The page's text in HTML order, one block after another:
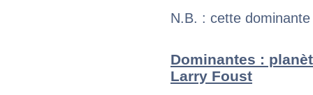
N.B. : cette
Dominantes :
Larry Foust